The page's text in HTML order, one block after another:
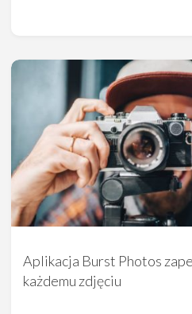
Aplikacja Burst Photos
każdemu zdjęciu